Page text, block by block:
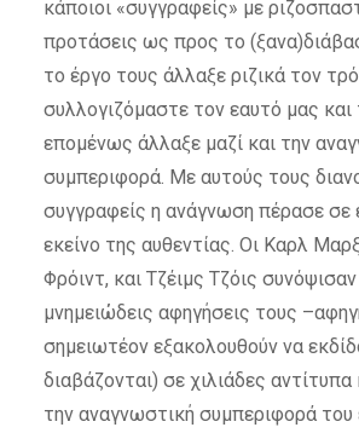
κάποιοι «συγγραφείς» με
προτάσεις ως προς το
το έργο τους άλλαξε ριζικά τον
συλλογιζόμαστε τον εαυτό μας και
επομένως άλλαξε μαζί και την
συμπεριφορά. Με αυτούς τους
συγγραφείς η ανάγνωση πέρασε σε
εκείνο της αυθεντίας. Οι Καρλ
Φρόιντ, και Τζέιμς Τζόις
μνημειώδεις αφηγήσεις τους
σημειωτέον εξακολουθούν να
διαβάζονται) σε χιλιάδες
την αναγνωστική συμπεριφορά του